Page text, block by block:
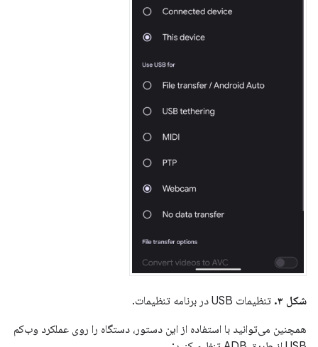
شکل ۳.
تنظیمات USB در برنامه تنظیمات.
همچنین می‌توانید با استفاده از این دستور، دستگاه را روی عملکرد وب‌کم